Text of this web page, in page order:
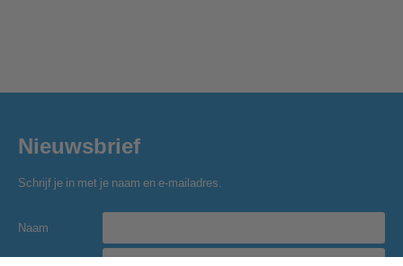
Nieuwsbrief
Schrijf je in met je naam en e-mailadres.
Naam